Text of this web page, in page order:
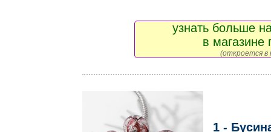
узнать больше
в магазине
(откроется в
1 -